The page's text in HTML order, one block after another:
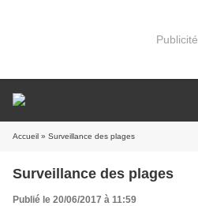
Publicité
Accueil » Surveillance des plages
Surveillance des plages
Publié le 20/06/2017 à 11:59